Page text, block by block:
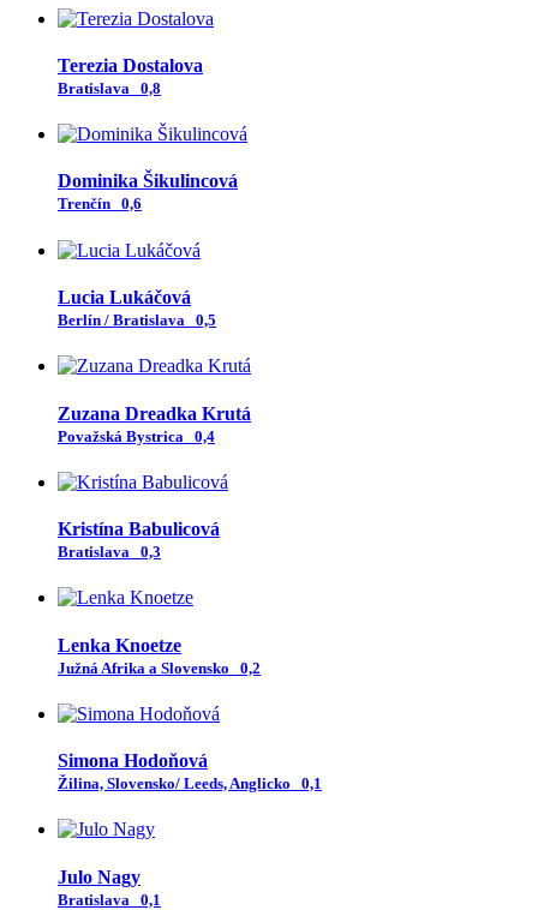
Terezia Dostalova
Bratislava 0,8
Dominika Šikulincová
Trenčín 0,6
Lucia Lukáčová
Berlín / Bratislava 0,5
Zuzana Dreadka Krutá
Považská Bystrica 0,4
Kristína Babulicová
Bratislava 0,3
Lenka Knoetze
Južná Afrika a Slovensko 0,2
Simona Hodoňová
Žilina, Slovensko/ Leeds, Anglicko 0,1
Julo Nagy
Bratislava 0,1